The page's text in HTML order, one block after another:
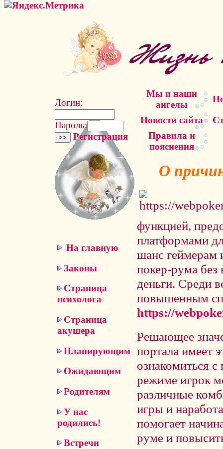
Логин:
Пароль:
Регистрация
Мы и наши
ангелы
Новости сайта
Правила и
пояснения
На главную
Законы
Страница
психолога
Страница
акушера
Планирующим
Ожидающим
Родителям
У нас
родились!
Встречи
О
функцией,
платформами
шанс геймерам
покер-рума без
деньги. Среди
повышенным
https://
Решающее
портала имеет
ознакомиться
режиме игрок
различные
игры и
помогает
руме и